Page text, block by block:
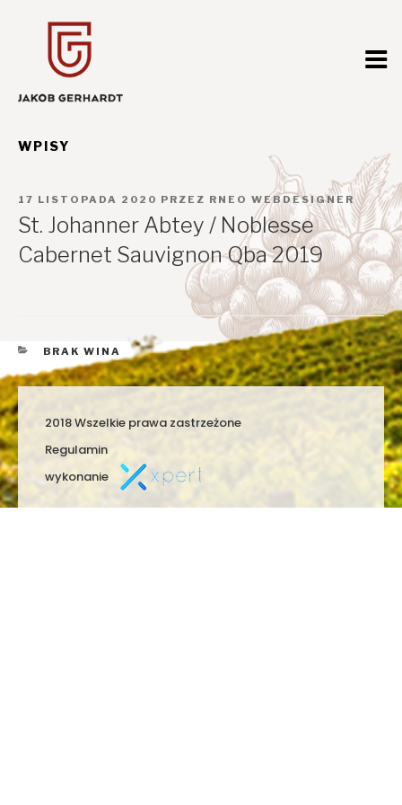
WPISY
OPUBLIKOWANE
W
17 LISTOPADA 2020 PRZEZ RNEO WEBDESIGNER
St. Johanner Abtey / Noblesse
Cabernet Sauvignon Qba 2019
KATEGORIE
BRAK WINA
2018 Wszelkie prawa zastrzeżone
Regulamin
wykonanie